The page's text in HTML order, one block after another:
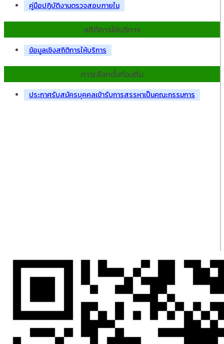
คู่มือปฏิบัติงานตรวจสอบภายใน
สถิติการให้บริการ
ข้อมูลเชิงสถิติการให้บริการ
การเลือกตั้งท้องถิ่น
ประกาศรับสมัครบุคคลเข้ารับการสรรหาเป็นคณะกรรมการ